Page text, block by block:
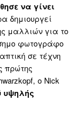
να γίνει
δημιουργεί
μαλλιών για το
φωτογράφο
σε τέχνη
πρώτης
ο Nick
υψηλής